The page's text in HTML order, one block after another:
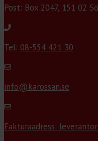
Post: Box 2047, 151 02
Tel: 08-554 421 30
info@karossan.se
Fakturaadress: